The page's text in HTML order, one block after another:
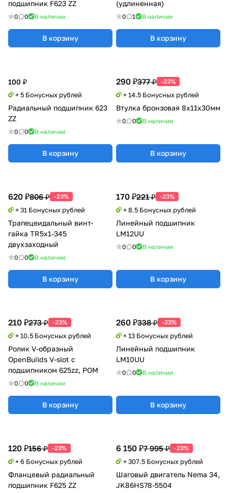
подшипник F623 ZZ
0 0 В наличии
В корзину
(удлиненная)
0 1 В наличии
В корзину
100 ₽
+ 5 Бонусных рублей
Радиальный подшипник 623
ZZ
0 0 В наличии
В корзину
290 ₽377 ₽ -23%
+ 14.5 Бонусных рублей
Втулка бронзовая 8x11x30мм
0 0 В наличии
В корзину
620 ₽806 ₽ -23%
+ 31 Бонусных рублей
Трапецеидальный винт-
гайка TR5x1-345
двухзаходный
0 0 В наличии
В корзину
170 ₽221 ₽ -23%
+ 8.5 Бонусных рублей
Линейный подшипник
LM12UU
0 0 В наличии
В корзину
210 ₽273 ₽ -23%
+ 10.5 Бонусных рублей
Ролик V-образный
OpenBuilds V-slot с
подшипником 625zz, POM
0 0 В наличии
В корзину
260 ₽338 ₽ -23%
+ 13 Бонусных рублей
Линейный подшипник
LM10UU
0 0 В наличии
В корзину
120 ₽156 ₽ -23%
+ 6 Бонусных рублей
Фланцевый радиальный
подшипник F625 ZZ
6 150 ₽7 995 ₽ -23%
+ 307.5 Бонусных рублей
Шаговый двигатель Nema 34,
JK86HS78-5504